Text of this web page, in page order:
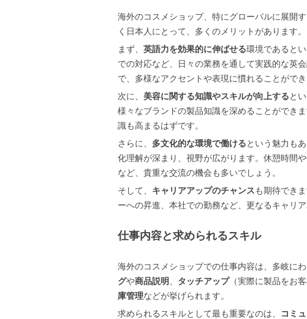
海外のコスメショップ、特にグローバルに展開
く日本人にとって、多くのメリットがあります。
まず、 英語力を効果的に伸ばせる環境であると
での対応など、日々の業務を通して実践的な英
で、多様なアクセントや表現に慣れることができ
次に、 美容に関する知識やスキルが向上すると
様々なブランドの製品知識を深めることができ
識も高まるはずです。
さらに、 多文化的な環境で働けるという魅力も
化理解が深まり、視野が広がります。休憩時間
など、貴重な交流の機会も多いでしょう。
そして、 キャリアアップのチャンスも期待でき
ーへの昇進、本社での勤務など、更なるキャリ
仕事内容と求められるスキル
海外のコスメショップでの仕事内容は、多岐に
グや商品説明 タッチアップ（実際に製品をお
庫管理などが挙げられます。
求められるスキルとして最も重要なのは、
コミ